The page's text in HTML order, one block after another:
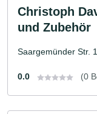
Christoph
und Zubehör
Saargemünder Str.
0.0 (0